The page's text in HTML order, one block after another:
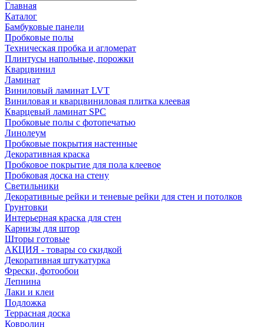
Главная
Каталог
Бамбуковые панели
Пробковые полы
Техническая пробка и агломерат
Плинтусы напольные, порожки
Кварцвинил
Ламинат
Виниловый ламинат LVT
Виниловая и кварцвиниловая плитка клеевая
Кварцевый ламинат SPC
Пробковые полы с фотопечатью
Линолеум
Пробковые покрытия настенные
Декоративная краска
Пробковое покрытие для пола клеевое
Пробковая доска на стену
Светильники
Декоративные рейки и теневые рейки для стен и потолков
Грунтовки
Интерьерная краска для стен
Карнизы для штор
Шторы готовые
АКЦИЯ - товары со скидкой
Декоративная штукатурка
Фрески, фотообои
Лепнина
Лаки и клеи
Подложка
Террасная доска
Ковролин